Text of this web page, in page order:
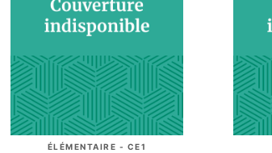
ÉLÉMENTAIRE - CE1